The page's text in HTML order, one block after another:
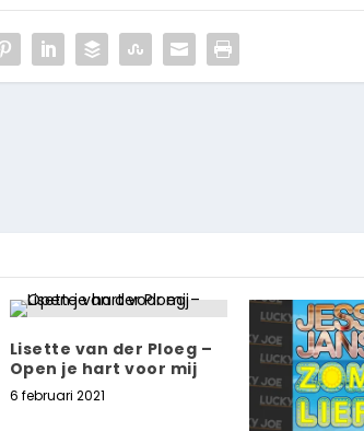
Lisette van der Ploeg –
Open je hart voor mij
6 februari 2021